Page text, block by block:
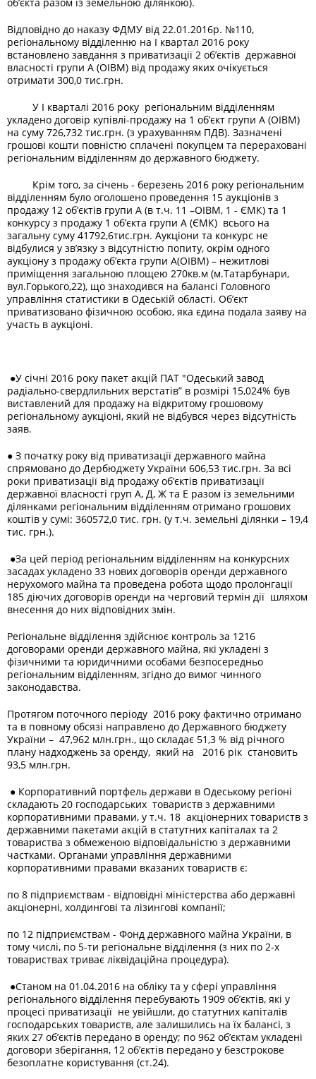
Відповідно до наказу ФДМУ від 22.01.2016р. №110,
регіональному відділенню на І квартал 2016 року
встановлено завдання з приватизації 2 об’єктів державної
власності групи А (ОІВМ) від продажу яких очікується
отримати 300,0 тис.грн.
У І кварталі 2016 року регіональним відділенням
укладено договір купівлі-продажу на 1 об’єкт групи А (ОІВМ)
на суму 726,732 тис.грн. (з урахуванням ПДВ). Зазначені
грошові кошти повністю сплачені покупцем та перераховані
регіональним відділенням до державного бюджету.
Крім того, за січень - березень 2016 року регіональним
відділенням було оголошено проведення 15 аукціонів з
продажу 12 об’єктів групи А (в т.ч. 11 –ОІВМ, 1 - ЄМК) та 1
конкурсу з продажу 1 об’єкта групи А (ЄМК) всього на
загальну суму 41792,6тис.грн. Аукціони та конкурс не
відбулися у зв’язку з відсутністю попиту, окрім одного
аукціону з продажу об’єкта групи А(ОІВМ) – нежитлові
приміщення загальною площею 270кв.м (м.Татарбунари,
вул.Горького,22), що знаходився на балансі Головного
управління статистики в Одеській області. Об’єкт
приватизовано фізичною особою, яка єдина подала заяву на
участь в аукціоні.
●У січні 2016 року пакет акцій ПАТ "Одеський завод
радіально-свердлильних верстатів” в розмірі 15,024% був
виставлений для продажу на відкритому грошовому
регіональному аукціоні, який не відбувся через відсутність
заяв.
● З початку року від приватизації державного майна
спрямовано до Дербюджету України 606,53 тис.грн. За всі
роки приватизації від продажу об’єктів приватизації
державної власності груп А, Д, Ж та Е разом із земельними
ділянками регіональним відділенням отримано грошових
коштів у сумі: 360572,0 тис. грн. (у т.ч. земельні ділянки – 19,4
тис. грн.).
●За цей період регіональним відділенням на конкурсних
засадах укладено 33 нових договорів оренди державного
нерухомого майна та проведена робота щодо пролонгації
185 діючих договорів оренди на черговий термін дії шляхом
внесення до них відповідних змін.
Регіональне відділення здійснює контроль за 1216
договорами оренди державного майна, які укладені з
фізичними та юридичними особами безпосередньо
регіональним відділенням, згідно до вимог чинного
законодавства.
Протягом поточного періоду 2016 року фактично отримано
та в повному обсязі направлено до Державного бюджету
України – 47,962 млн.грн., що складає 51,3 % від річного
плану надходжень за оренду, який на 2016 рік становить
93,5 млн.грн.
● Корпоративний портфель держави в Одеському регіоні
складають 20 господарських товариств з державними
корпоративними правами, у т.ч. 18 акціонерних товариств з
державними пакетами акцій в статутних капіталах та 2
товариства з обмеженою відповідальністю з державними
частками. Органами управління державними
корпоративними правами вказаних товариств є:
по 8 підприємствам - відповідні міністерства або державні
акціонерні, холдингові та лізингові компанії;
по 12 підприємствам - Фонд державного майна України, в
тому числі, по 5-ти регіональне відділення (з них по 2-х
товариствах триває ліквідаційна процедура).
●Станом на 01.04.2016 на обліку та у сфері управління
регіонального відділення перебувають 1909 об’єктів, які у
процесі приватизації не увійшли, до статутних капіталів
господарських товариств, але залишились на їх балансі, з
яких 27 об’єктів передано в оренду; по 962 об’єктам укладені
договори зберігання, 12 об’єктів передано у безстрокове
безоплатне користування (ст.24).